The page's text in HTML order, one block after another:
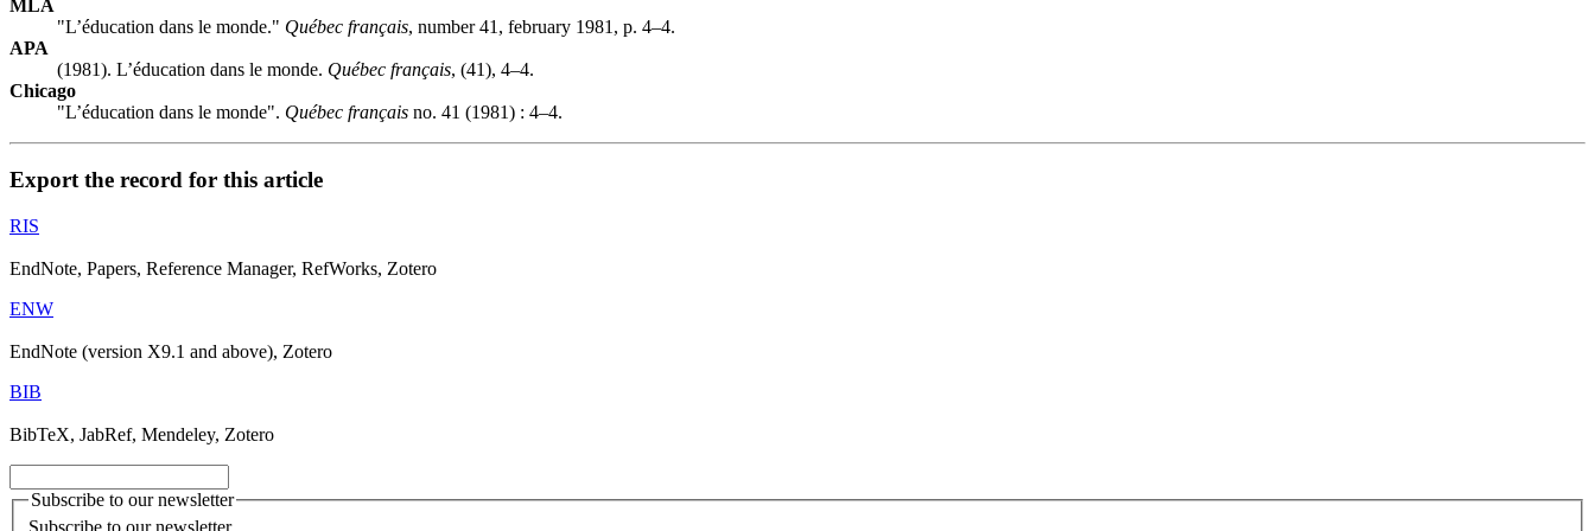
MLA
"L’éducation dans le monde." Québec français, number 41, february 1981, p. 4–4.
APA
(1981). L’éducation dans le monde. Québec français, (41), 4–4.
Chicago
"L’éducation dans le monde". Québec français no. 41 (1981) : 4–4.
Export the record for this article
RIS
EndNote, Papers, Reference Manager, RefWorks, Zotero
ENW
EndNote (version X9.1 and above), Zotero
BIB
BibTeX, JabRef, Mendeley, Zotero
Subscribe to our newsletter